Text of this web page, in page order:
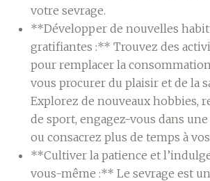
votre sevrage.
**Développer de nouvelles
gratifiantes :** Trouvez des
pour remplacer la
vous procurer du plaisir et de la
Explorez de nouveaux hobbies,
de sport, engagez-vous dans
ou consacrez plus de temps à
**Cultiver la patience et
vous-même :** Le sevrage est